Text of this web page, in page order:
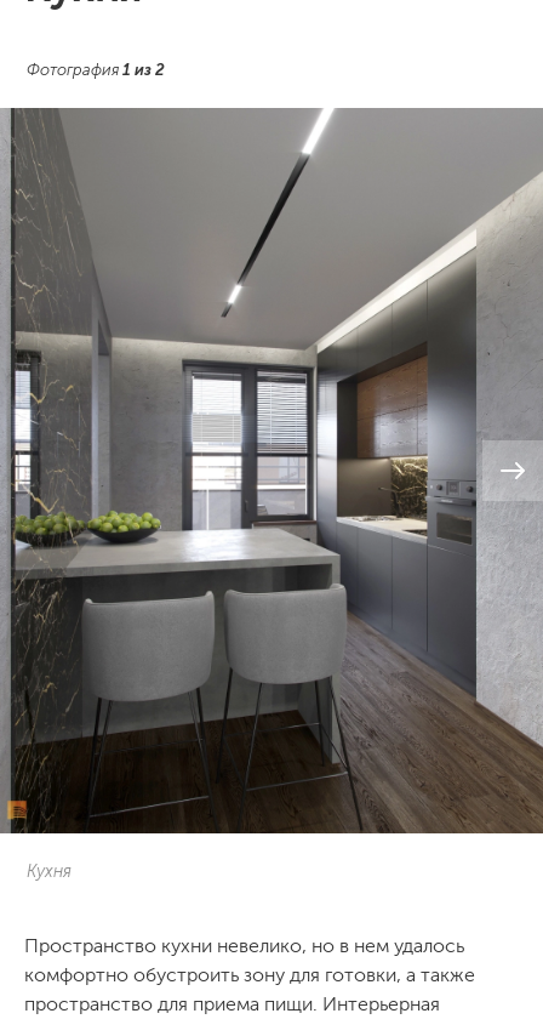
Фотография 1 из 2
Кухня
Пространство кухни невелико, но в нем удалось
комфортно обустроить зону для готовки, а также
пространство для приема пищи. Интерьерная